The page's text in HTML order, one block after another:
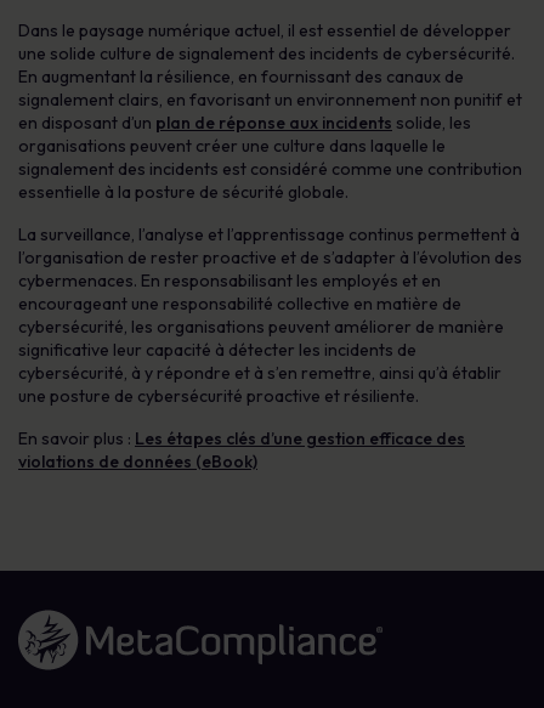
Dans le paysage numérique actuel, il est essentiel de développer
une solide culture de signalement des incidents de cybersécurité.
En augmentant la résilience, en fournissant des canaux de
signalement clairs, en favorisant un environnement non punitif et
en disposant d’un plan de réponse aux incidents solide, les
organisations peuvent créer une culture dans laquelle le
signalement des incidents est considéré comme une contribution
essentielle à la posture de sécurité globale.
La surveillance, l’analyse et l’apprentissage continus permettent à
l’organisation de rester proactive et de s’adapter à l’évolution des
cybermenaces. En responsabilisant les employés et en
encourageant une responsabilité collective en matière de
cybersécurité, les organisations peuvent améliorer de manière
significative leur capacité à détecter les incidents de
cybersécurité, à y répondre et à s’en remettre, ainsi qu’à établir
une posture de cybersécurité proactive et résiliente.
En savoir plus : Les étapes clés d’une gestion efficace des
violations de données (eBook)
Lien vers la page d'accueil